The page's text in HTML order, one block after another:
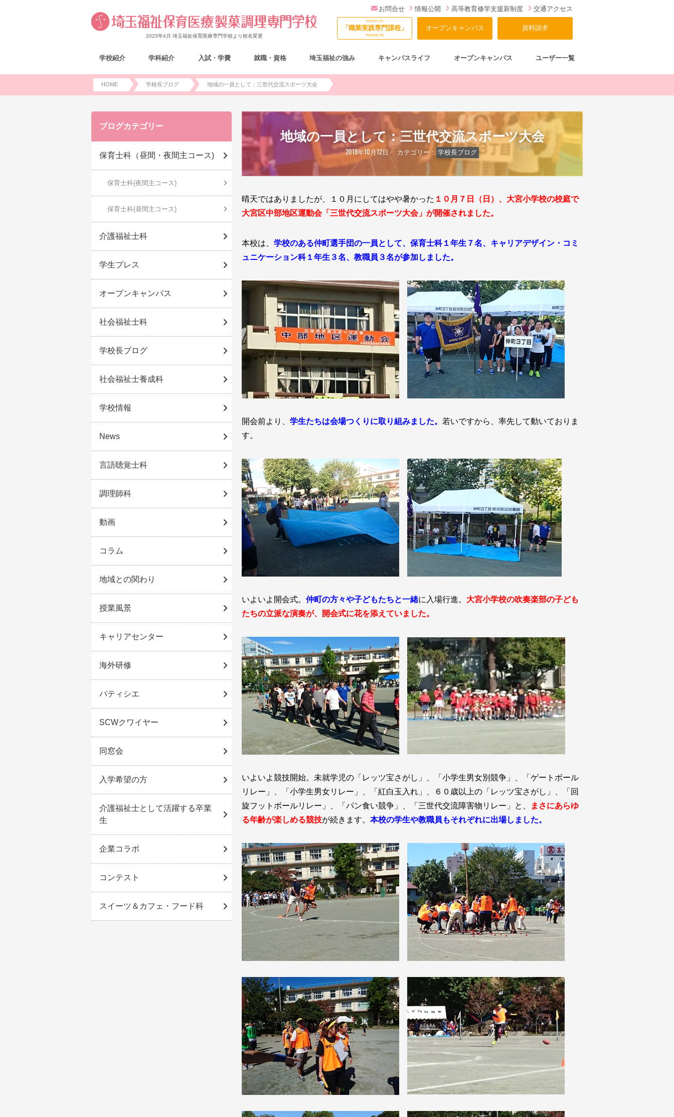
2023年4月 埼玉福祉保育医療専門学校より校名変更
お問合せ 情報公開 高等教育修学支援新制度 交通アクセス
文部科学大臣
「職業実践専門課程」
学校情報公開
オープンキャンパス 資料請求
学校紹介 学科紹介 入試・学費 就職・資格 埼玉福祉の強み キャンパスライフ オープンキャンパス ユーザー一覧
HOME 学校長ブログ 地域の一員として：三世代交流スポーツ大会
地域の一員として：三世代交流スポーツ大会
2018年10月12日 カテゴリー： 学校長ブログ
晴天ではありましたが、１０月にしてはやや暑かった １０月７日（日）、大宮小学校の校庭で
大宮区中部地区運動会「三世代交流スポーツ大会」が開催されました。
本校は、 学校のある仲町選手団の一員として、保育士科１年生７名、キャリアデザイン・コミ
ュニケーション科１年生３名、教職員３名が参加しました。
開会前より、 学生たちは会場つくりに取り組みました。 若いですから、率先して動いておりま
す。
いよいよ開会式。 仲町の方々や子どもたちと一緒に入場行進。 大宮小学校の吹奏楽部の子ども
たちの立派な演奏が、開会式に花を添えていました。
いよいよ競技開始。未就学児の「レッツ宝さがし」、「小学生男女別競争」、「ゲートボール
リレー」、「小学生男女リレー」、「紅白玉入れ」、６０歳以上の「レッツ宝さがし」、「回
旋フットボールリレー」、「パン食い競争」、「三世代交流障害物リレー」と、
まさにあらゆ
る年齢が楽しめる競技が続きます。 本校の学生や教職員もそれぞれに出場しました。
ブログカテゴリー
保育士科（昼間・夜間主コース)
保育士科(夜間主コース)
保育士科(昼間主コース)
介護福祉士科
学生プレス
オープンキャンパス
社会福祉士科
学校長ブログ
社会福祉士養成科
学校情報
News
言語聴覚士科
調理師科
動画
コラム
地域との関わり
授業風景
キャリアセンター
海外研修
パティシエ
SCWクワイヤー
同窓会
入学希望の方
介護福祉士として活躍する卒業
生
企業コラボ
コンテスト
スイーツ＆カフェ・フード科